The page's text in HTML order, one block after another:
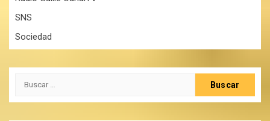
SNS
Sociedad
Buscar: